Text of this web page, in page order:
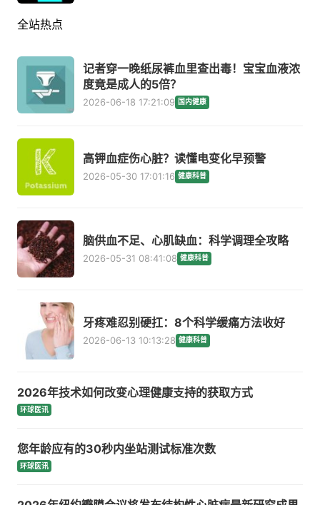
全站热点
记者穿一晚纸尿裤血里查出毒！宝宝血液浓
度竟是成人的5倍？
2026-06-18 17:21:09 国内健康
高钾血症伤心脏？读懂电变化早预警
2026-05-30 17:01:16 健康科普
脑供血不足、心肌缺血：科学调理全攻略
2026-05-31 08:41:08 健康科普
牙疼难忍别硬扛：8个科学缓痛方法收好
2026-06-13 10:13:28 健康科普
2026年技术如何改变心理健康支持的获取方式
环球医讯
您年龄应有的30秒内坐站测试标准次数
环球医讯